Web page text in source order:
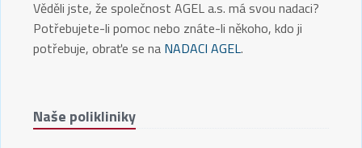
Věděli jste, že společnost AGEL a.s. má svou nadaci?
Potřebujete-li pomoc nebo znáte-li někoho, kdo ji
potřebuje, obraťe se na NADACI AGEL.
Naše polikliniky